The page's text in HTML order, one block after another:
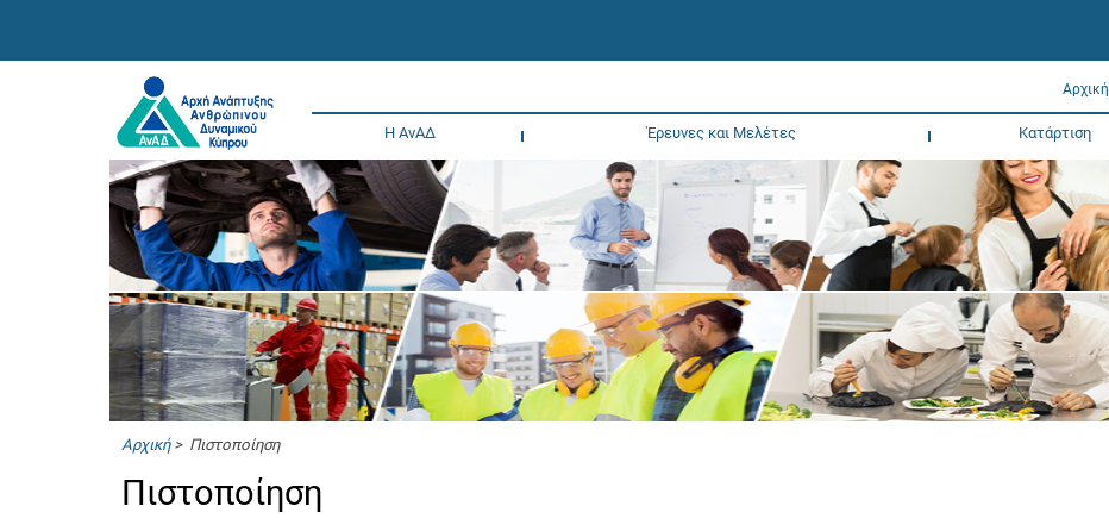
Αρχική
Η ΑνΑΔ Έρευνες και Μελέτες Κατάρτιση
Αρχική> Πιστοποίηση
Πιστοποίηση